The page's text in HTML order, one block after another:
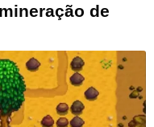
de